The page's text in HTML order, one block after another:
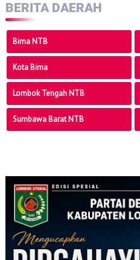
BERITA DAERAH
Bima NTB
Kota Bima
Lombok Tengah NTB
Sumbawa Barat NTB